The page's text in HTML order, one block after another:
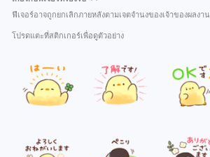
ฟีเจอร์อาจถูกยกเลิกภายหลังตามเจตจำนงของเจ้าของผลงาน
โปรดแตะที่สติกเกอร์เพื่อดูตัวอย่าง